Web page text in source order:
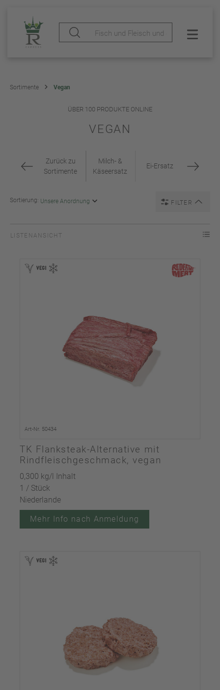
Sortimente Vegan
ÜBER 100 PRODUKTE ONLINE
VEGAN
Zurück zu
Sortimente
Milch- &
Käseersatz
Ei-Ersatz
FILTER
Sortierung:
LISTENANSICHT
Art-Nr. 50434
TK Flanksteak-Alternative mit
Rindfleischgeschmack, vegan
0,300 kg/l Inhalt
1 / Stück
Niederlande
Mehr Info nach Anmeldung